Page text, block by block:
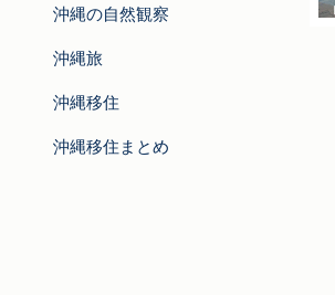
沖縄の自然観察
沖縄旅
沖縄移住
沖縄移住まとめ